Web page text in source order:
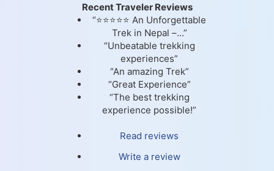
Recent Traveler Reviews
“⭐⭐⭐⭐⭐ An Unforgettable
Trek in Nepal –...”
“Unbeatable trekking
experiences”
“An amazing Trek”
“Great Experience”
“The best trekking
experience possible!”
Read reviews
Write a review